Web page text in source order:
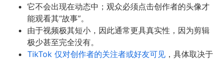
它不会出现在动态中；观众必须点击创作者的头像才
能观看其“故事”。
由于视频极其短小，因此通常更具真实性，因为剪辑
极少甚至完全没有。
TikTok 仅对创作者的关注者或好友可见 ，具体取决于